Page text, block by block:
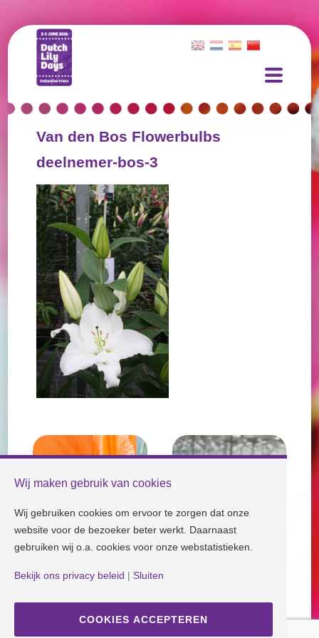
Van den Bos Flowerbulbs
deelnemer-bos-3
Check our socials and stay tuned!
Wij maken gebruik van cookies
Wij gebruiken cookies om ervoor te zorgen dat onze
website voor de bezoeker beter werkt. Daarnaast
gebruiken wij o.a. cookies voor onze webstatistieken.
Bekijk ons privacy beleid | Sluiten
COOKIES ACCEPTEREN